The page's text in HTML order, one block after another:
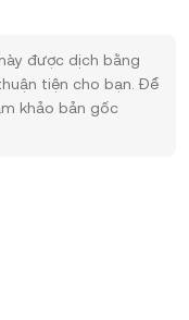
được dịch bằng
tiện cho bạn. Để
khảo bản gốc